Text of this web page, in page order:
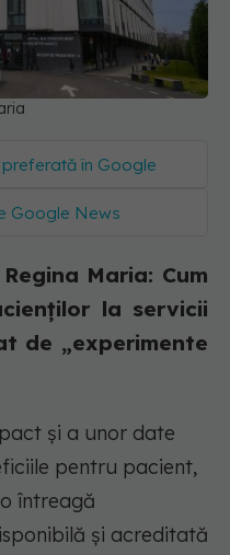
în Google
Google News
Maria: Cum
la servicii
de „experimente
și a unor date
pentru pacient,
întreagă
și acreditată